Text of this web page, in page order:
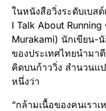
ในหนังสือวิ่งระดับเบส
I Talk About
Murakami) นักเขียน-
ของประเทศไทยนำมา
คิดบนก้าววิ่ง สำนวนแ
หนึ่งว่า
“กล้ามเนื้อของคนเรา